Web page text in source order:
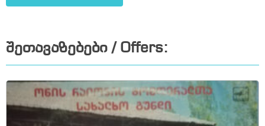
შეთავაზებები / Offers: